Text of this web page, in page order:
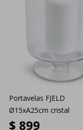
Portavelas FJELD
Ø15xA25cm cristal
$ 899